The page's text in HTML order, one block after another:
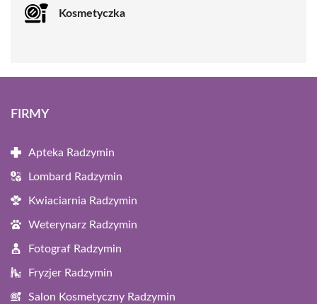
Kosmetyczka
FIRMY
Apteka Radzymin
Lombard Radzymin
Kwiaciarnia Radzymin
Weterynarz Radzymin
Fotograf Radzymin
Fryzjer Radzymin
Salon Kosmetyczny Radzymin